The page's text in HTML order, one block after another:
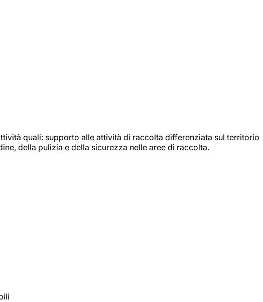
quali: supporto alle attività di raccolta differenziata sul territorio
della pulizia e della sicurezza nelle aree di raccolta.